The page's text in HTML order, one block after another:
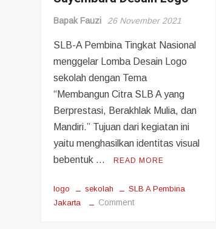
Bapak Fauzi 26 November 2021
SLB-A Pembina Tingkat Nasional
menggelar Lomba Desain Logo
sekolah dengan Tema
“Membangun Citra SLB A yang
Berprestasi, Berakhlak Mulia, dan
Mandiri.” Tujuan dari kegiatan ini
yaitu menghasilkan identitas visual
bebentuk …
READ MORE
logo sekolah
SLB A Pembina
Jakarta
Commenton